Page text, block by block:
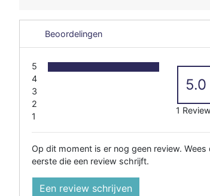
Beoordelingen
5
4
3
2
1
5.0
1
Op dit moment is er nog geen review. Wees
eerste die een review schrijft.
Een review schrijven